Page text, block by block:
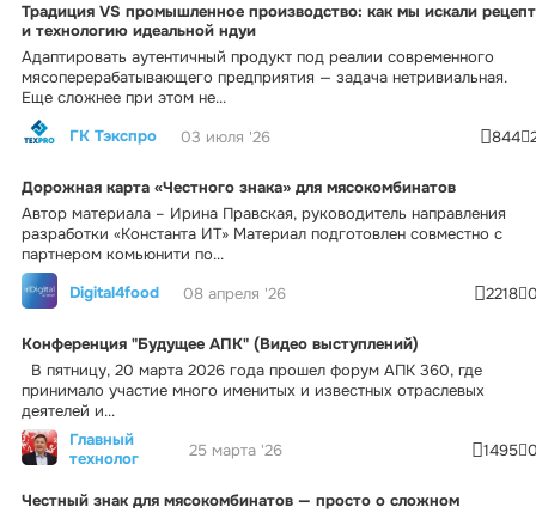
Традиция VS промышленное производство: как мы искали рецепт
и технологию идеальной ндуи
Адаптировать аутентичный продукт под реалии современного
мясоперерабатывающего предприятия — задача нетривиальная.
Еще сложнее при этом не...
ГК Тэкспро
03 июля '26 844
Дорожная карта «Честного знака» для мясокомбинатов
Автор материала – Ирина Правская, руководитель направления
разработки «Константа ИТ» Материал подготовлен совместно с
партнером комьюнити по...
Digital4food
08 апреля '26 2218
Конференция "Будущее АПК" (Видео выступлений)
В пятницу, 20 марта 2026 года прошел форум АПК 360, где
принимало участие много именитых и известных отраслевых
деятелей и...
Главный
технолог
25 марта '26 1495
Честный знак для мясокомбинатов — просто о сложном